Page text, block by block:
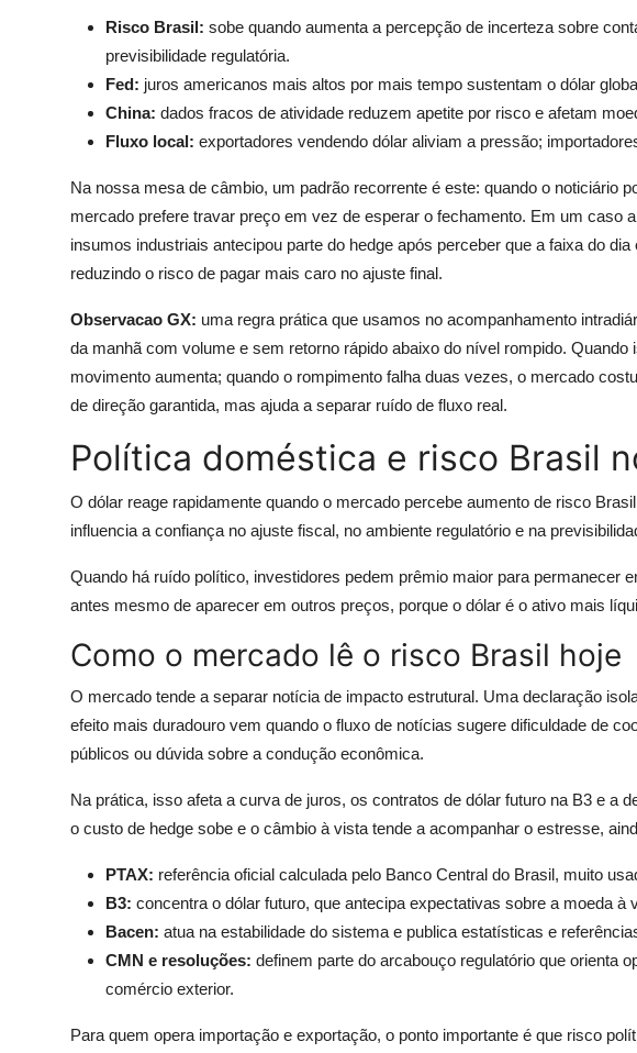
Risco Brasil: sobe quando aumenta a percepção de incerteza sobre
previsibilidade regulatória.
Fed: juros americanos mais altos por mais tempo sustentam o dólar
China: dados fracos de atividade reduzem apetite por risco e afetam
Fluxo local: exportadores vendendo dólar aliviam a pressão;
Na nossa mesa de câmbio, um padrão recorrente é este: quando o noticiário
mercado prefere travar preço em vez de esperar o fechamento. Em um caso
insumos industriais antecipou parte do hedge após perceber que a faixa do
reduzindo o risco de pagar mais caro no ajuste final.
Observacao GX: uma regra prática que usamos no acompanhamento
da manhã com volume e sem retorno rápido abaixo do nível rompido.
movimento aumenta; quando o rompimento falha duas vezes, o mercado
de direção garantida, mas ajuda a separar ruído de fluxo real.
Política doméstica e risco Brasil
O dólar reage rapidamente quando o mercado percebe aumento de risco
influencia a confiança no ajuste fiscal, no ambiente regulatório e na
Quando há ruído político, investidores pedem prêmio maior para permanecer
antes mesmo de aparecer em outros preços, porque o dólar é o ativo mais
Como o mercado lê o risco Brasil hoje
O mercado tende a separar notícia de impacto estrutural. Uma declaração
efeito mais duradouro vem quando o fluxo de notícias sugere dificuldade de
públicos ou dúvida sobre a condução econômica.
Na prática, isso afeta a curva de juros, os contratos de dólar futuro na B3 e a
o custo de hedge sobe e o câmbio à vista tende a acompanhar o estresse,
PTAX: referência oficial calculada pelo Banco Central do Brasil, muito
B3: concentra o dólar futuro, que antecipa expectativas sobre a moeda à
Bacen: atua na estabilidade do sistema e publica estatísticas e
CMN e resoluções: definem parte do arcabouço regulatório que orienta
comércio exterior.
Para quem opera importação e exportação, o ponto importante é que risco